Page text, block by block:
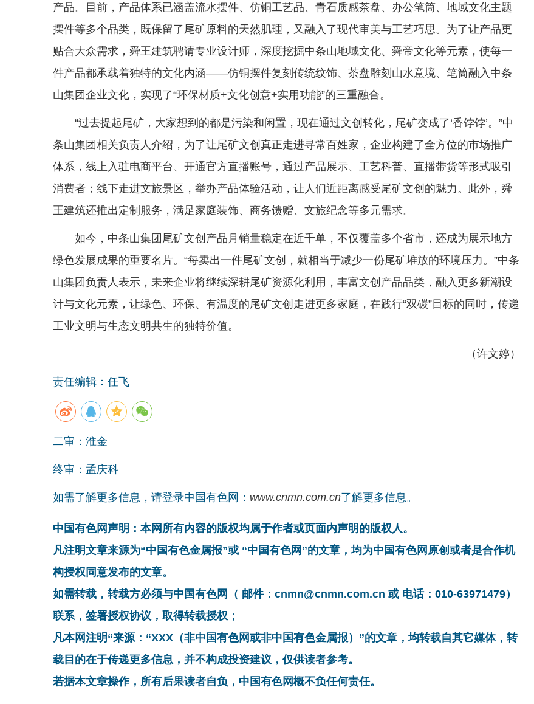
产品。目前，产品体系已涵盖流水摆件、仿铜工艺品、青石质感茶盘、办公笔筒、地域文化主题
摆件等多个品类，既保留了尾矿原料的天然肌理，又融入了现代审美与工艺巧思。为了让产品更
贴合大众需求，舜王建筑聘请专业设计师，深度挖掘中条山地域文化、舜帝文化等元素，使每一
件产品都承载着独特的文化内涵——仿铜摆件复刻传统纹饰、茶盘雕刻山水意境、笔筒融入中条
山集团企业文化，实现了“环保材质+文化创意+实用功能”的三重融合。
“过去提起尾矿，大家想到的都是污染和闲置，现在通过文创转化，尾矿变成了‘香饽饽’。”中
条山集团相关负责人介绍，为了让尾矿文创真正走进寻常百姓家，企业构建了全方位的市场推广
体系，线上入驻电商平台、开通官方直播账号，通过产品展示、工艺科普、直播带货等形式吸引
消费者；线下走进文旅景区，举办产品体验活动，让人们近距离感受尾矿文创的魅力。此外，舜
王建筑还推出定制服务，满足家庭装饰、商务馈赠、文旅纪念等多元需求。
如今，中条山集团尾矿文创产品月销量稳定在近千单，不仅覆盖多个省市，还成为展示地方
绿色发展成果的重要名片。“每卖出一件尾矿文创，就相当于减少一份尾矿堆放的环境压力。”中条
山集团负责人表示，未来企业将继续深耕尾矿资源化利用，丰富文创产品品类，融入更多新潮设
计与文化元素，让绿色、环保、有温度的尾矿文创走进更多家庭，在践行“双碳”目标的同时，传递
工业文明与生态文明共生的独特价值。
（许文婷）
责任编辑：任飞
二审：淮金
终审：孟庆科
如需了解更多信息，请登录中国有色网： www.cnmn.com.cn了解更多信息。
中国有色网声明：本网所有内容的版权均属于作者或页面内声明的版权人。
凡注明文章来源为“中国有色金属报”或 “中国有色网”的文章，均为中国有色网原创或者是合作机
构授权同意发布的文章。
如需转载，转载方必须与中国有色网（ 邮件：cnmn@cnmn.com.cn 或 电话：010-63971479）
联系，签署授权协议，取得转载授权；
凡本网注明“来源：“XXX（非中国有色网或非中国有色金属报）”的文章，均转载自其它媒体，转
载目的在于传递更多信息，并不构成投资建议，仅供读者参考。
若据本文章操作，所有后果读者自负，中国有色网概不负任何责任。